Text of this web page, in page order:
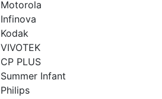
Motorola
Infinova
Kodak
VIVOTEK
CP PLUS
Summer Infant
Philips